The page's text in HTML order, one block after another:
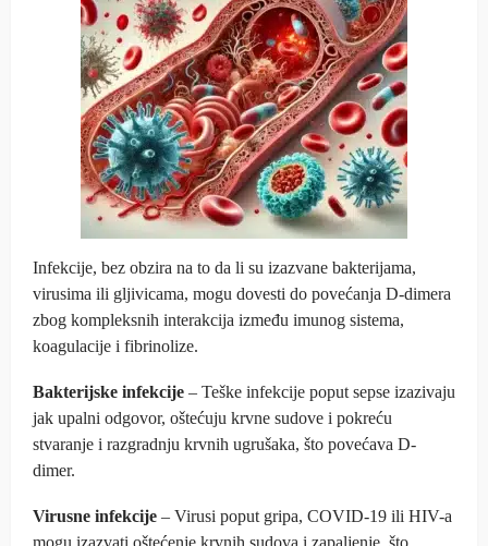
Infekcije, bez obzira na to da li su izazvane bakterijama,
virusima ili gljivicama, mogu dovesti do povećanja D-dimera
zbog kompleksnih interakcija između imunog sistema,
koagulacije i fibrinolize.
Bakterijske infekcije – Teške infekcije poput sepse izazivaju
jak upalni odgovor, oštećuju krvne sudove i pokreću
stvaranje i razgradnju krvnih ugrušaka, što povećava D-
dimer.
Virusne infekcije – Virusi poput gripa, COVID-19 ili HIV-a